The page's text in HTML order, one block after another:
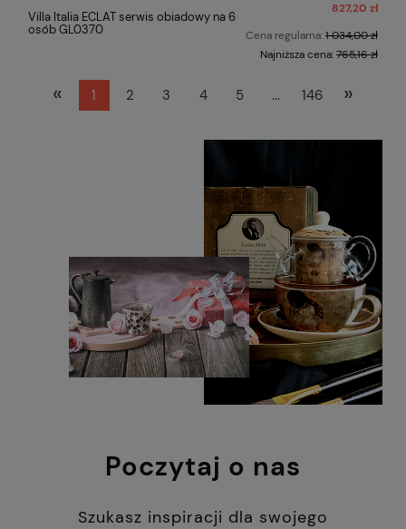
Villa Italia ECLAT serwis obiadowy na 6
osób GL0370
827,20 zł
Cena regularna:1 034,00 zł
Najniższa cena:765,16 zł
« 1 2 3 4 5 ... 146 »
Poczytaj o nas
Szukasz inspiracji dla swojego